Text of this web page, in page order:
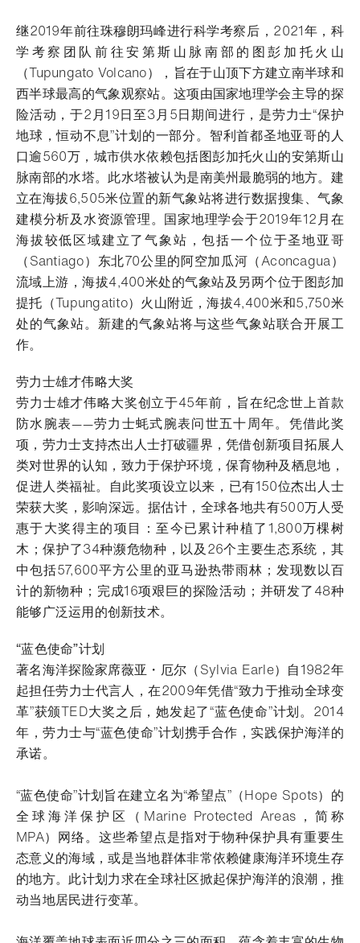
继2019年前往珠穆朗玛峰进行科学考察后，2021年，科
学考察团队前往安第斯山脉南部的图彭加托火山
（Tupungato Volcano），旨在于山顶下方建立南半球和
西半球最高的气象观察站。这项由国家地理学会主导的探
险活动，于2月19日至3月5日期间进行，是劳力士“保护
地球，恒动不息”计划的一部分。智利首都圣地亚哥的人
口逾560万，城市供水依赖包括图彭加托火山的安第斯山
脉南部的水塔。此水塔被认为是南美州最脆弱的地方。建
立在海拔6,505米位置的新气象站将进行数据搜集、气象
建模分析及水资源管理。国家地理学会于2019年12月在
海拔较低区域建立了气象站，包括一个位于圣地亚哥
（Santiago）东北70公里的阿空加瓜河（Aconcagua）
流域上游，海拔4,400米处的气象站及另两个位于图彭加
提托（Tupungatito）火山附近，海拔4,400米和5,750米
处的气象站。新建的气象站将与这些气象站联合开展工
作。
劳力士雄才伟略大奖
劳力士雄才伟略大奖创立于45年前，旨在纪念世上首款
防水腕表——劳力士蚝式腕表问世五十周年。凭借此奖
项，劳力士支持杰出人士打破疆界，凭借创新项目拓展人
类对世界的认知，致力于保护环境，保育物种及栖息地，
促进人类福祉。自此奖项设立以来，已有150位杰出人士
荣获大奖，影响深远。据估计，全球各地共有500万人受
惠于大奖得主的项目：至今已累计种植了1,800万棵树
木；保护了34种濒危物种，以及26个主要生态系统，其
中包括57,600平方公里的亚马逊热带雨林；发现数以百
计的新物种；完成16项艰巨的探险活动；并研发了48种
能够广泛运用的创新技术。
“蓝色使命”计划
著名海洋探险家席薇亚・厄尔（Sylvia Earle）自1982年
起担任劳力士代言人，在2009年凭借“致力于推动全球变
革”获颁TED大奖之后，她发起了“蓝色使命”计划。2014
年，劳力士与“蓝色使命”计划携手合作，实践保护海洋的
承诺。
“蓝色使命”计划旨在建立名为“希望点”（Hope Spots）的
全球海洋保护区（Marine Protected Areas，简称
MPA）网络。这些希望点是指对于物种保护具有重要生
态意义的海域，或是当地群体非常依赖健康海洋环境生存
的地方。此计划力求在全球社区掀起保护海洋的浪潮，推
动当地居民进行变革。